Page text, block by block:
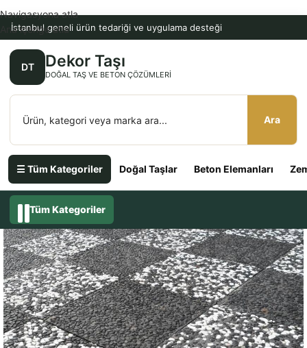
İstanbul geneli ürün tedariği ve uygulama desteği
DT Dekor Taşı
DOĞAL TAŞ VE BETON ÇÖZÜMLERI
Ara
☰ Tüm Kategoriler Doğal Taşlar Beton Elemanları
Navigasyona atla
Ana içeriğe atla
Tüm Kategoriler